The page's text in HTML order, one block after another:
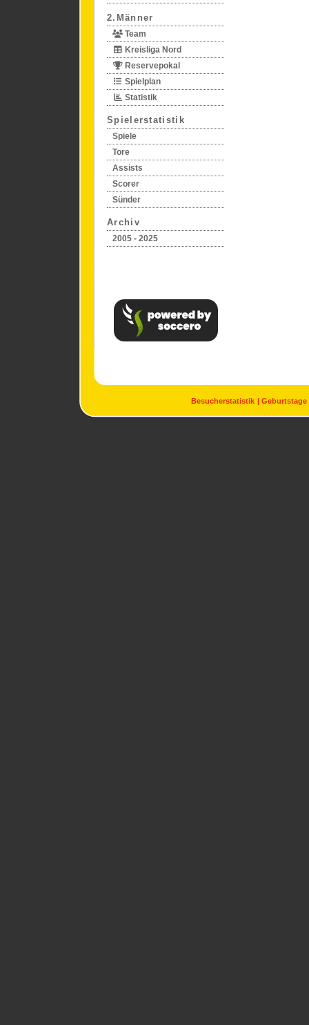
2.Männer
Team
Kreisliga Nord
Reservepokal
Spielplan
Statistik
Spielerstatistik
Spiele
Tore
Assists
Scorer
Sünder
Archiv
2005 - 2025
Besucherstatistik Geburtstage